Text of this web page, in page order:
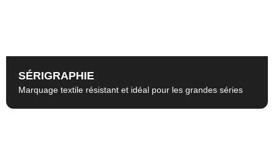
SÉRIGRAPHIE
Marquage textile résistant et idéal pour les grandes séries